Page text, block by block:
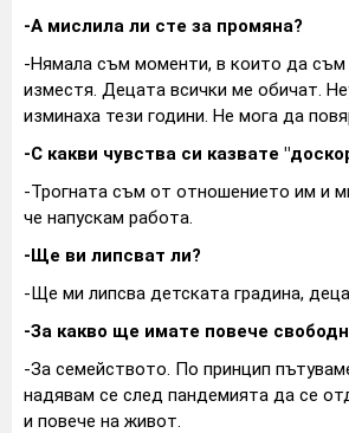
-А мислила ли сте за промяна?
-Нямала съм моменти, в които да съм
изместя. Децата всички ме обичат.
изминаха тези години. Не мога да
-С какви чувства си казвате
-Трогната съм от отношението им и
че напускам работа.
-Ще ви липсват ли?
-Ще ми липсва детската градина,
-За какво ще имате повече
-За семейството. По принцип
надявам се след пандемията да се
и повече на живот.